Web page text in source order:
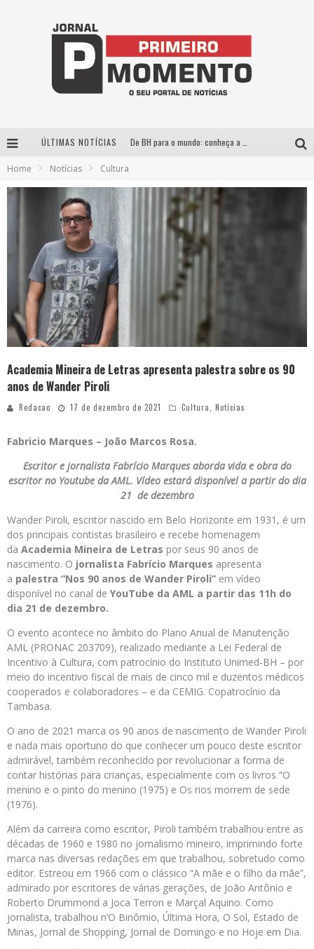
ÚLTIMAS NOTÍCIAS
Home Notícias Cultura
Academia Mineira de Letras apresenta palestra sobre os 90
anos de Wander Piroli
Redacao 17 de dezembro de 2021 Cultura, Notícias
Fabricio Marques – João Marcos Rosa.
Escritor e jornalista Fabrício Marques aborda vida e obra do
escritor no Youtube da AML. Vídeo estará disponível a partir do dia
21 de dezembro
Wander Piroli, escritor nascido em Belo Horizonte em 1931, é um
dos principais contistas brasileiro e recebe homenagem
da Academia Mineira de Letras por seus 90 anos de
nascimento. O jornalista Fabrício Marques apresenta
a palestra “Nos 90 anos de Wander Piroli” em vídeo
disponível no canal de YouTube da AML a partir das 11h do
dia 21 de dezembro.
O evento acontece no âmbito do Plano Anual de Manutenção
AML (PRONAC 203709), realizado mediante a Lei Federal de
Incentivo à Cultura, com patrocínio do Instituto Unimed-BH – por
meio do incentivo fiscal de mais de cinco mil e duzentos médicos
cooperados e colaboradores – e da CEMIG. Copatrocínio da
Tambasa.
O ano de 2021 marca os 90 anos de nascimento de Wander Piroli
e nada mais oportuno do que conhecer um pouco deste escritor
admirável, também reconhecido por revolucionar a forma de
contar histórias para crianças, especialmente com os livros “O
menino e o pinto do menino (1975) e Os rios morrem de sede
(1976).
Além da carreira como escritor, Piroli também trabalhou entre as
décadas de 1960 e 1980 no jornalismo mineiro, imprimindo forte
marca nas diversas redações em que trabalhou, sobretudo como
editor. Estreou em 1966 com o clássico “A mãe e o filho da mãe”,
admirado por escritores de várias gerações, de João Antônio e
Roberto Drummond a Joca Terron e Marçal Aquino. Como
jornalista, trabalhou n’O Binômio, Última Hora, O Sol, Estado de
Minas, Jornal de Shopping, Jornal de Domingo e no Hoje em Dia.